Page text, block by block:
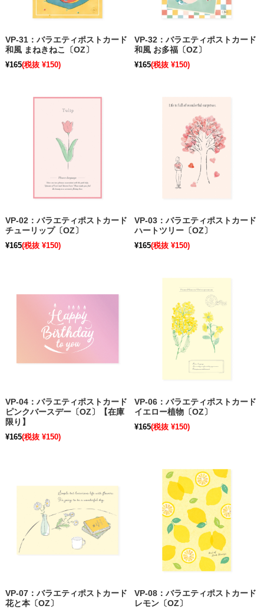
VP-31：バラエティポストカード
和風 まねきねこ〔OZ〕
¥165(税抜 ¥150)
VP-32：バラエティポストカード
和風 お多福〔OZ〕
¥165(税抜 ¥150)
VP-02：バラエティポストカード
チューリップ〔OZ〕
¥165(税抜 ¥150)
VP-03：バラエティポストカード
ハートツリー〔OZ〕
¥165(税抜 ¥150)
VP-04：バラエティポストカード
ピンクバースデー〔OZ〕【在庫
限り】
¥165(税抜 ¥150)
VP-06：バラエティポストカード
イエロー植物〔OZ〕
¥165(税抜 ¥150)
VP-07：バラエティポストカード
花と本〔OZ〕
VP-08：バラエティポストカード
レモン〔OZ〕